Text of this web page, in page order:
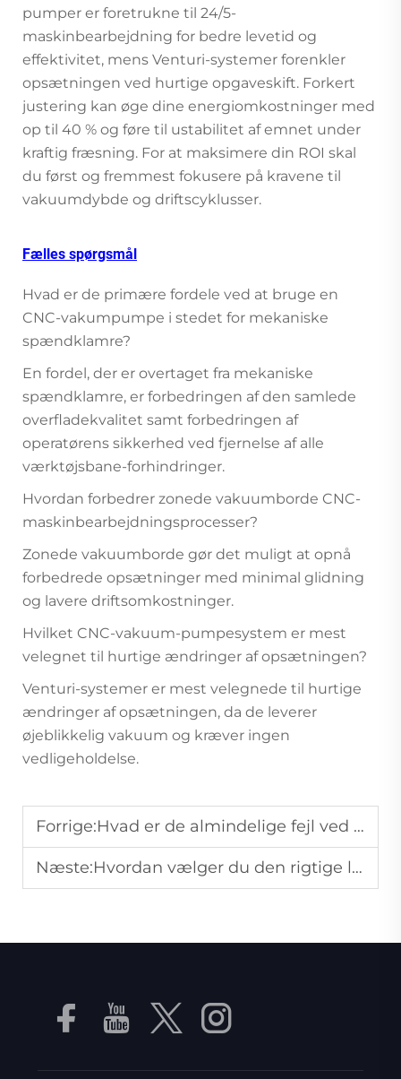
pumper er foretrukne til 24/5-
maskinbearbejdning for bedre levetid og
effektivitet, mens Venturi-systemer forenkler
opsætningen ved hurtige opgaveskift. Forkert
justering kan øge dine energiomkostninger med
op til 40 % og føre til ustabilitet af emnet under
kraftig fræsning. For at maksimere din ROI skal
du først og fremmest fokusere på kravene til
vakuumdybde og driftscyklusser.
Fælles spørgsmål
Hvad er de primære fordele ved at bruge en
CNC-vakumpumpe i stedet for mekaniske
spændklamre?
En fordel, der er overtaget fra mekaniske
spændklamre, er forbedringen af den samlede
overfladekvalitet samt forbedringen af
operatørens sikkerhed ved fjernelse af alle
værktøjsbane-forhindringer.
Hvordan forbedrer zonede vakuumborde CNC-
maskinbearbejdningsprocesser?
Zonede vakuumborde gør det muligt at opnå
forbedrede opsætninger med minimal glidning
og lavere driftsomkostninger.
Hvilket CNC-vakuum-pumpesystem er mest
velegnet til hurtige ændringer af opsætningen?
Venturi-systemer er mest velegnede til hurtige
ændringer af opsætningen, da de leverer
øjeblikkelig vakuum og kræver ingen
vedligeholdelse.
Forrige:Hvad er de almindelige fejl ved industrielle luftkompressorer, og hvordan rettes de?
Næste:Hvordan vælger du den rigtige luftpumpe til dine industrielle behov?